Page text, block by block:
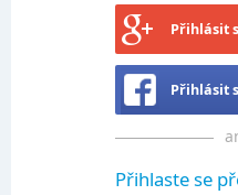
Přihlásit
Přihlásit
Přihlaste se